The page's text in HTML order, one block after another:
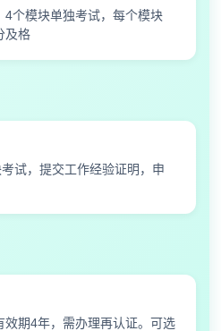
4个模块单独考试，每个模块
及格
试，提交工作经验证明，申
效期4年，需办理再认证。可选